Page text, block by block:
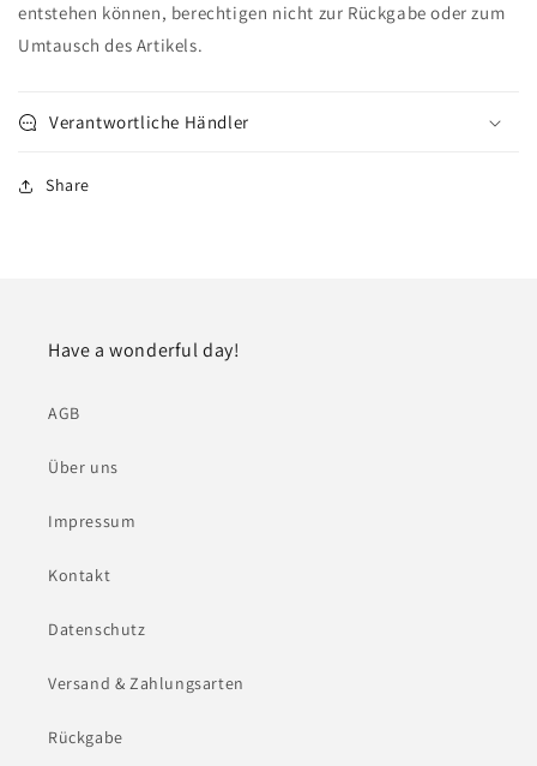
entstehen können, berechtigen nicht zur Rückgabe oder zum
Umtausch des Artikels.
Verantwortliche Händler
Share
Have a wonderful day!
AGB
Über uns
Impressum
Kontakt
Datenschutz
Versand & Zahlungsarten
Rückgabe